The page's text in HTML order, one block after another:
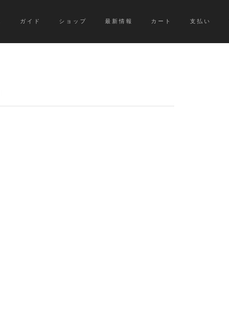
ガイド ショップ 最新情報 カート 支払い